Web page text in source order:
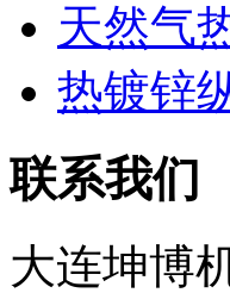
天然气
热镀锌
联系我们
大连坤博